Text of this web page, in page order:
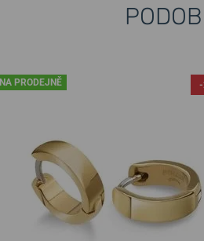
NA PRODEJNĚ -